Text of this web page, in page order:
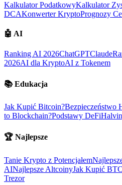
Kalkulator PodatkowyKalkulator
DCAKonwerter KryptoPrognozy
🤖 AI
Ranking AI 2026ChatGPTClaude
2026AI dla KryptoAI z Tokenem
📚 Edukacja
Jak Kupić Bitcoin?Bezpieczeństwo
to Blockchain?Podstawy DeFi
🏆 Najlepsze
Tanie Krypto z Potencjałem
AINajlepsze AltcoinyJak Kupić BTC
Trezor